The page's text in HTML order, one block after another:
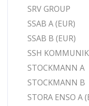
SRV GROUP
SSAB A (EUR)
SSAB B (EUR)
SSH
STOCKMANN A
STOCKMANN B
STORA ENSO A